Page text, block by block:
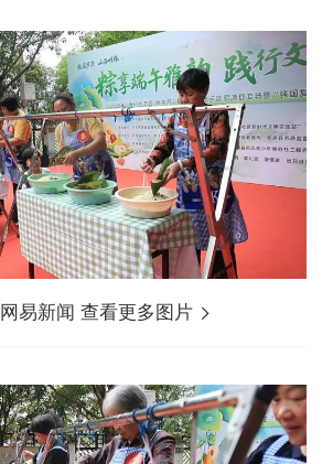
易新闻 查看更多图片